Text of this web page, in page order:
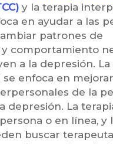
y la terapia
en ayudar a las
patrones de
comportamiento
a la depresión. La
enfoca en
de la
depresión. La
o en línea, y
buscar